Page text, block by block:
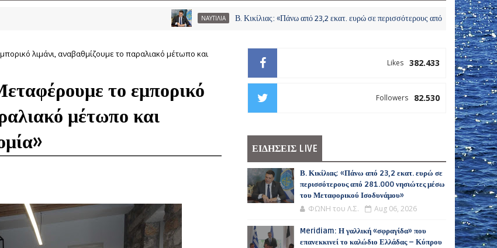
ΝΑΥΤΙΛΙΑ Β. Κικίλιας: «Πάνω από 23,2 εκατ. ευρώ σε περισσότερους από 281.000 νησιώτες μέσω του
λιμάνι, αναβαθμίζουμε το παραλιακό μέτωπο και
το εμπορικό
μέτωπο και
382.433
Likes
82.530
Followers
ΕΙΔΗΣΕΙΣ LIVE
Β. Κικίλιας: «Πάνω από 23,2 εκατ. ευρώ σε
περισσότερους από 281.000 νησιώτες μέσω
του Μεταφορικού Ισοδυνάμου»
ΦΩΝΗ του Λ.Σ. Aug 06, 2026
Meridiam: Η γαλλική «σφραγίδα» που
επανεκκινεί το καλώδιο Ελλάδας – Κύπρου